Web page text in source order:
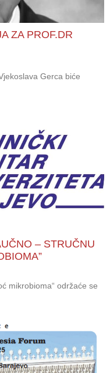
ZA PROF.DR
Gerca biće
– STRUČNU
mikrobioma“ održaće se